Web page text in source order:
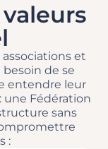
et
de se
entendre leur
une Fédération
sans
: